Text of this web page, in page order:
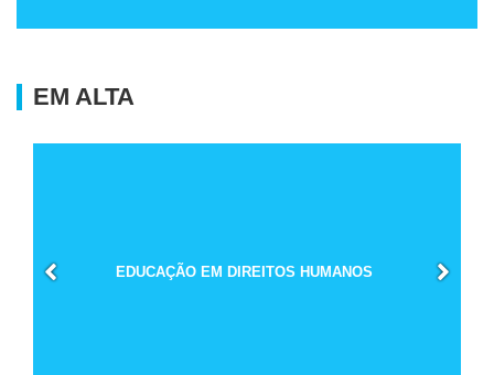
EM ALTA
EDUCAÇÃO EM DIREITOS HUMANOS